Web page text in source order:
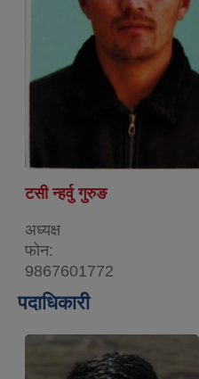
टसी न्हर्वु गुरुङ
अध्यक्ष
फोन:
9867601772
पदाधिकारी